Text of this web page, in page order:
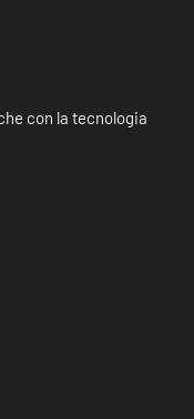
con la tecnologia